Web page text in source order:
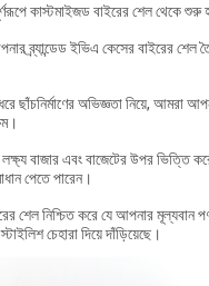
কাস্টমাইজড বাইরের শেল থেকে শুরু
ব্র্যান্ডেড ইভিএ কেসের বাইরের শেল
ছাঁচনির্মাণের অভিজ্ঞতা নিয়ে, আমরা
লক্ষ্য বাজার এবং বাজেটের উপর ভিত্তি
পেতে পারেন।
শেল নিশ্চিত করে যে আপনার মূল্যবান
চেহারা দিয়ে দাঁড়িয়েছে।